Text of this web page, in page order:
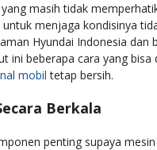
masih tidak
menjaga kondisinya
Hyundai Indonesia dan
ini beberapa cara yang bisa
mobil tetap bersih.
Berkala
penting supaya